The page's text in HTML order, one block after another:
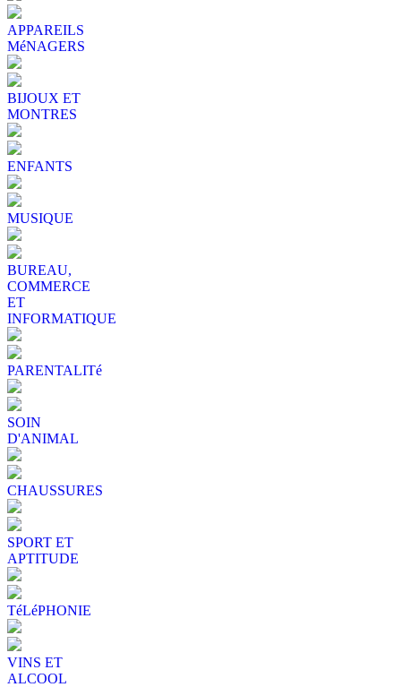
APPAREILS
MéNAGERS
BIJOUX ET
MONTRES
ENFANTS
MUSIQUE
BUREAU,
COMMERCE
ET
INFORMATIQUE
PARENTALITé
SOIN
D'ANIMAL
CHAUSSURES
SPORT ET
APTITUDE
TéLéPHONIE
VINS ET
ALCOOL